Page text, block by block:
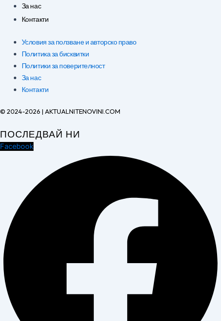
За нас
Контакти
Условия за ползване и авторско право
Политика за бисквитки
Политики за поверителност
За нас
Контакти
© 2024-2026 | AKTUALNITENOVINI.COM
ПОСЛЕДВАЙ НИ
Facebook